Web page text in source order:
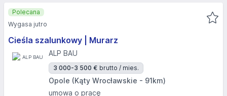
Cieśla szalunkowy | Murarz
ALP BAU
3 000-3 500 € brutto / mies.
Opole (Kąty Wrocławskie - 91km)
umowa o pracę
Polecana
Wygasa jutro